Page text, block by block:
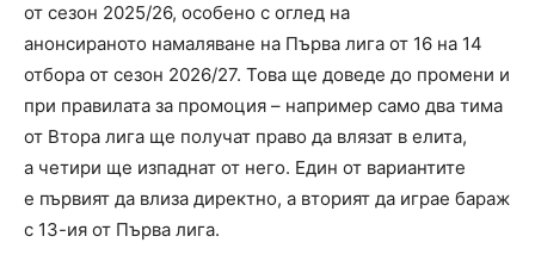
от сезон 2025/26, особено с оглед на
анонсираното намаляване на Първа лига от 16 на 14
отбора от сезон 2026/27. Това ще доведе до промени и
при правилата за промоция – например само два тима
от Втора лига ще получат право да влязат в елита,
а четири ще изпаднат от него. Един от вариантите
е първият да влиза директно, а вторият да играе бараж
с 13-ия от Първа лига.